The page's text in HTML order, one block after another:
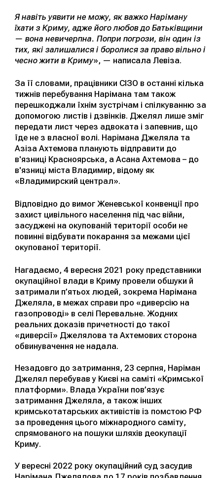
Я навіть уявити не можу, як важко Наріману
їхати з Криму, адже його любов до Батьківщини
— вона невичерпна. Попри погрози, він один із
тих, які залишалися і боролися за право вільно і
чесно жити в Криму», — написала Левіза.
За її словами, працівники СІЗО в останні кілька
тижнів перебування Нарімана там також
перешкоджали їхнім зустрічам і спілкуванню за
допомогою листів і дзвінків. Джелял лише зміг
передати лист через адвоката і запевнив, що
їде не з власної волі. Нарімана Джеляла та
Азіза Ахтемова планують відправити до
в'язниці Красноярська, а Асана Ахтемова – до
в'язниці міста Владимир, відому як
«Владимирский централ».
Відповідно до вимог Женевської конвенції про
захист цивільного населення під час війни,
засуджені на окупованій території особи не
повинні відбувати покарання за межами цієї
окупованої території.
Нагадаємо, 4 вересня 2021 року представники
окупаційної влади в Криму провели обшуки й
затримали п’ятьох людей, зокрема Нарімана
Джеляла, в межах справи про «диверсію на
газопроводі» в селі Перевальне. Жодних
реальних доказів причетності до такої
«диверсії» Джелялова та Ахтемових сторона
обвинувачення не надала.
Незадовго до затримання, 23 серпня, Наріман
Джелял перебував у Києві на саміті «Кримської
платформи». Влада України пов’язує
затримання Джеляла, а також інших
кримськотатарських активістів із помстою РФ
за проведення цього міжнародного саміту,
спрямованого на пошуки шляхів деокупації
Криму.
У вересні 2022 року окупаційний суд засудив